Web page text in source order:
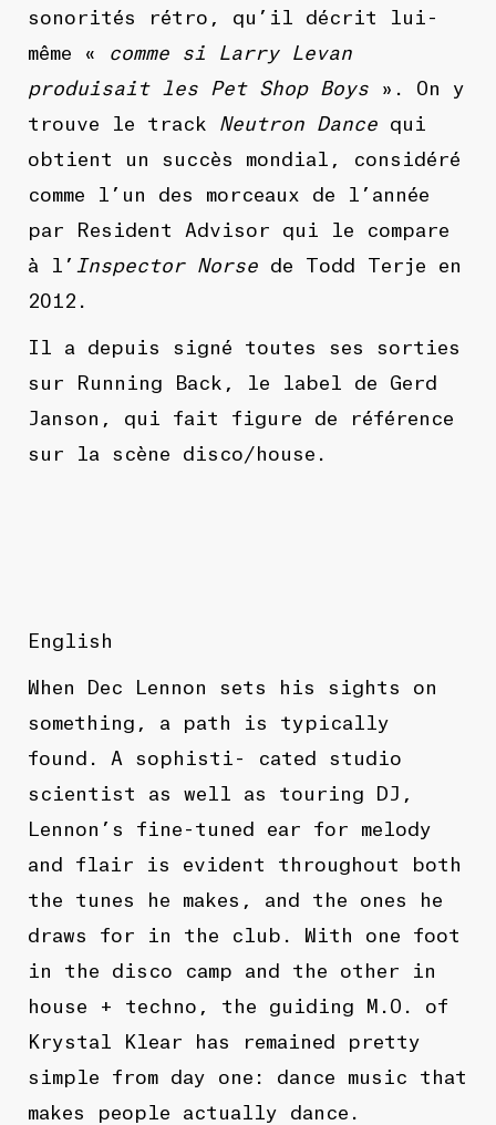
sonorités rétro, qu’il décrit lui-
même «
comme si Larry Levan
produisait les Pet Shop Boys». On y
trouve le track Neutron Dancequi
obtient un succès mondial, considéré
comme l’un des morceaux de l’année
par Resident Advisor qui le compare
à l’ Inspector Norsede Todd Terje en
2012.
Il a depuis signé toutes ses sorties
sur Running Back, le label de Gerd
Janson, qui fait figure de référence
sur la scène disco/house.
English
When Dec Lennon sets his sights on
something, a path is typically
found. A sophisti- cated studio
scientist as well as touring DJ,
Lennon’s fine-tuned ear for melody
and flair is evident throughout both
the tunes he makes, and the ones he
draws for in the club. With one foot
in the disco camp and the other in
house + techno, the guiding M.O. of
Krystal Klear has remained pretty
simple from day one: dance music that
makes people actually dance.